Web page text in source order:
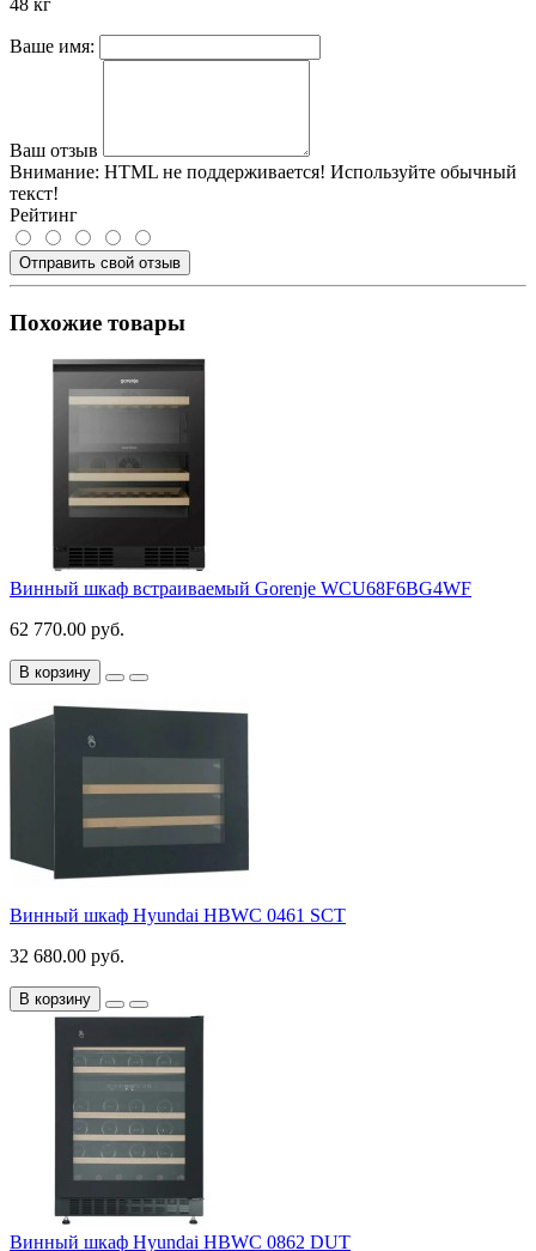
Ваше имя:
Ваш отзыв
Внимание: HTML не поддерживается! Используйте обычный
текст!
Рейтинг
Отправить свой отзыв
Похожие товары
Винный шкаф встраиваемый Gorenje WCU68F6BG4WF
62 770.00 руб.
В корзину
Винный шкаф Hyundai HBWC 0461 SCT
32 680.00 руб.
В корзину
Винный шкаф Hyundai HBWC 0862 DUT